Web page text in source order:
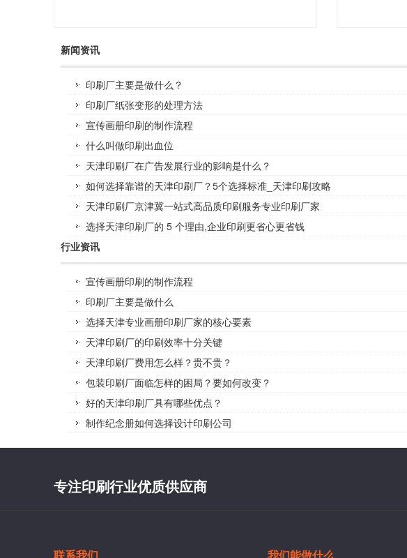
新闻资讯
印刷厂主要是做什么？
印刷厂纸张变形的处理方法
宣传画册印刷的制作流程
什么叫做印刷出血位
天津印刷厂在广告发展行业的影响是什么？
如何选择靠谱的天津印刷厂？5个选择标准_天津印刷攻略
天津印刷厂京津冀一站式高品质印刷服务专业印刷厂家
选择天津印刷厂的 5 个理由,企业印刷更省心更省钱
行业资讯
宣传画册印刷的制作流程
印刷厂主要是做什么
选择天津专业画册印刷厂家的核心要素
天津印刷厂的印刷效率十分关键
天津印刷厂费用怎么样？贵不贵？
包装印刷厂面临怎样的困局？要如何改变？
好的天津印刷厂具有哪些优点？
制作纪念册如何选择设计印刷公司
专注印刷行业优质供应商